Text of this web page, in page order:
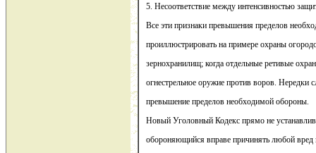
5. Несоответствие между интенсивностью
Все эти признаки превышения пределов
проиллюстрировать на примере охраны
зернохранилищ; когда отдельные ретивые
огнестрельное оружие против воров. Нередки
превышение пределов необходимой обороны.
Новый Уголовный Кодекс прямо не
обороняющийся вправе причинять любой вред